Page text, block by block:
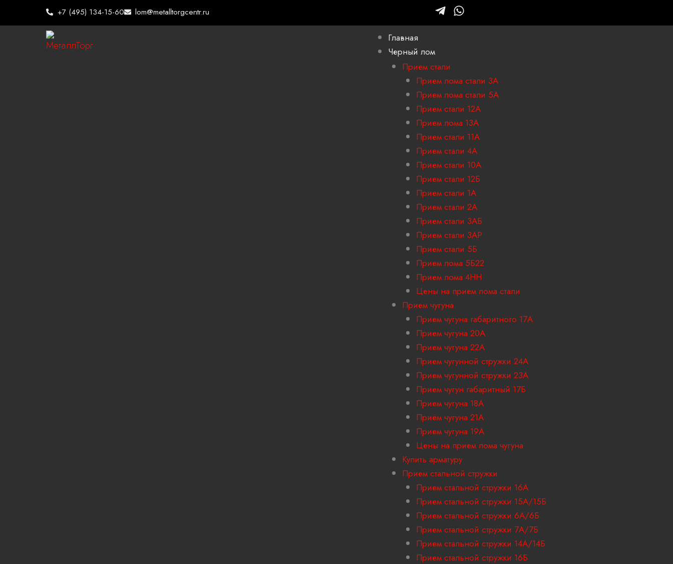
содержимому
+7 (495) 134-15-60 lom@metalltorgcentr.ru T
e
r
a
m
-
p
l
a
n
e
W
h
p
p
Главная
Черный лом
Прием стали
Прием лома стали 3А
Прием лома стали 5А
Прием стали 12А
Прием лома 13А
Прием стали 11А
Прием стали 4А
Прием стали 10А
Прием стали 12Б
Прием стали 1А
Прием стали 2А
Прием стали 3АБ
Прием стали 3АР
Прием стали 5Б
Прием лома 5Б22
Прием лома 4НН
Цены на прием лома стали
Прием чугуна
Прием чугуна габаритного 17A
Прием чугуна 20А
Прием чугуна 22А
Прием чугунной стружки 24А
Прием чугунной стружки 23А
Прием чугун габаритный 17Б
Прием чугуна 18A
Приём чугуна 21А
Прием чугуна 19А
Цены на прием лома чугуна
Купить арматуру
Прием стальной стружки
Прием стальной стружки 16А
Прием стальной стружки 15А/15Б
Прием стальной стружки 6А/6Б
Прием стальной стружки 7А/7Б
Прием стальной стружки 14А/14Б
Прием стальной стружки 16Б